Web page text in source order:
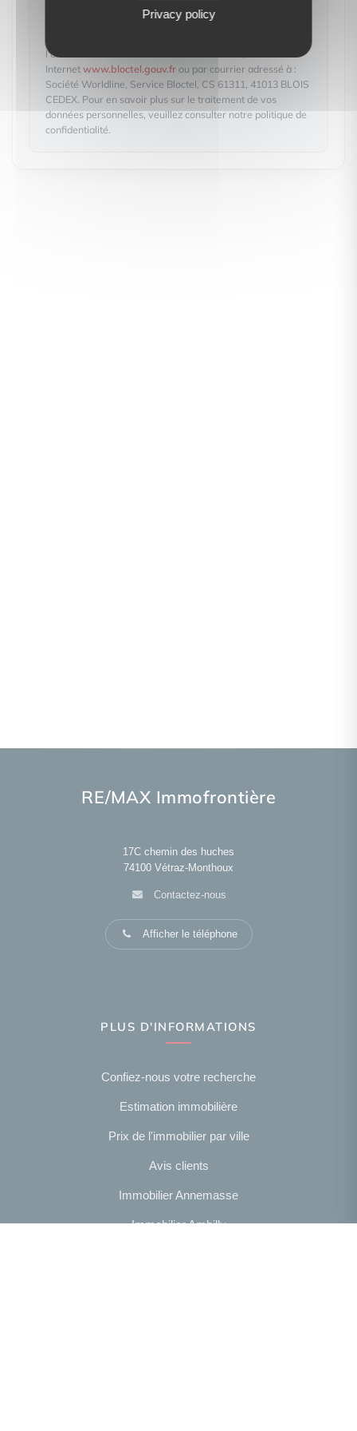
l'objet de prospection commerciale par voie téléphonique,
vous pouvez vous inscrire gratuitement sur la liste
l'article L223-1 du code de la consommation, sur le site
Internetwww.bloctel.gouv.fr ou par courrier adressé à :
Société Worldline, Service Bloctel, CS 61311, 41013 BLOIS
CEDEX. Pour en savoir plus sur le traitement de vos
données personnelles, veuillez consulter notre politique de
confidentialité.
RE/MAX Immofrontière
17C chemin des huches
74100 Vétraz-Monthoux
Contactez-nous
Afficher le téléphone
PLUS D'INFORMATIONS
Confiez-nous votre recherche
Estimation immobilière
Prix de l'immobilier par ville
Avis clients
Immobilier Annemasse
Immobilier Ambilly
Privacy policy